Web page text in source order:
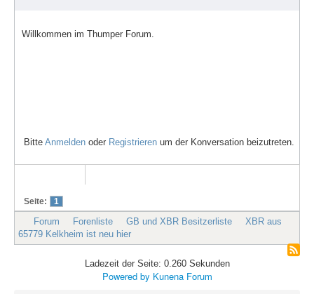
Willkommen im Thumper Forum.
Bitte Anmelden oder Registrieren um der Konversation beizutreten.
Seite: 1
Forum Forenliste GB und XBR Besitzerliste
XBR aus
65779 Kelkheim ist neu hier
Ladezeit der Seite: 0.260 Sekunden
Powered by Kunena Forum